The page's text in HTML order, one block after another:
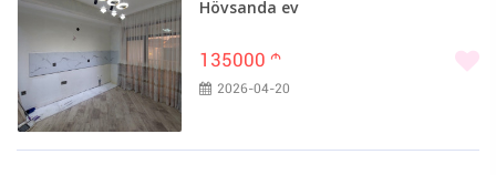
Hövsanda ev
135000 m
2026-04-20